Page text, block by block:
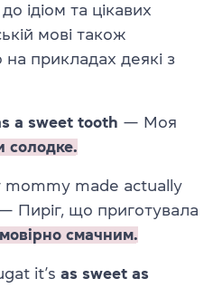
ідіом та цікавих
мові також
прикладах деякі з
a sweet tooth — Моя
солодке.
mommy made actually
Пиріг, що приготувала
смачним.
it’s as sweet as